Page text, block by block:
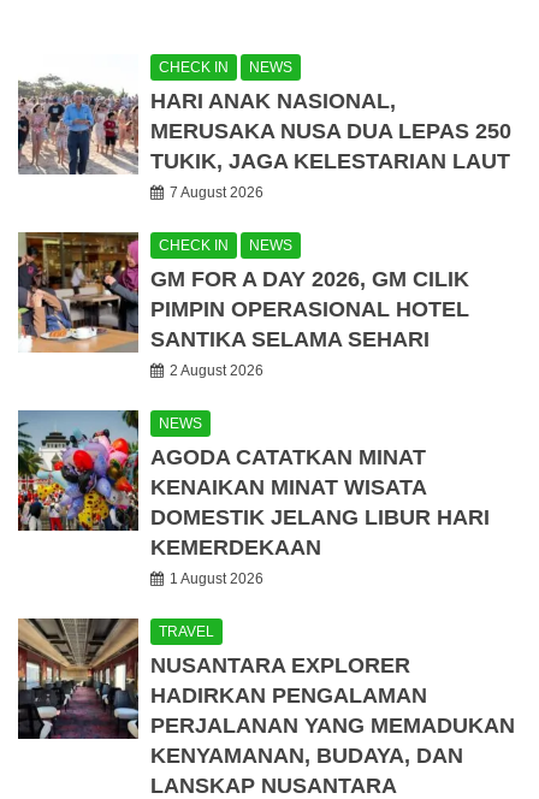
CHECK IN NEWS
HARI ANAK NASIONAL,
MERUSAKA NUSA DUA LEPAS 250
TUKIK, JAGA KELESTARIAN LAUT
7 August 2026
CHECK IN NEWS
GM FOR A DAY 2026, GM CILIK
PIMPIN OPERASIONAL HOTEL
SANTIKA SELAMA SEHARI
2 August 2026
NEWS
AGODA CATATKAN MINAT
KENAIKAN MINAT WISATA
DOMESTIK JELANG LIBUR HARI
KEMERDEKAAN
1 August 2026
TRAVEL
NUSANTARA EXPLORER
HADIRKAN PENGALAMAN
PERJALANAN YANG MEMADUKAN
KENYAMANAN, BUDAYA, DAN
LANSKAP NUSANTARA